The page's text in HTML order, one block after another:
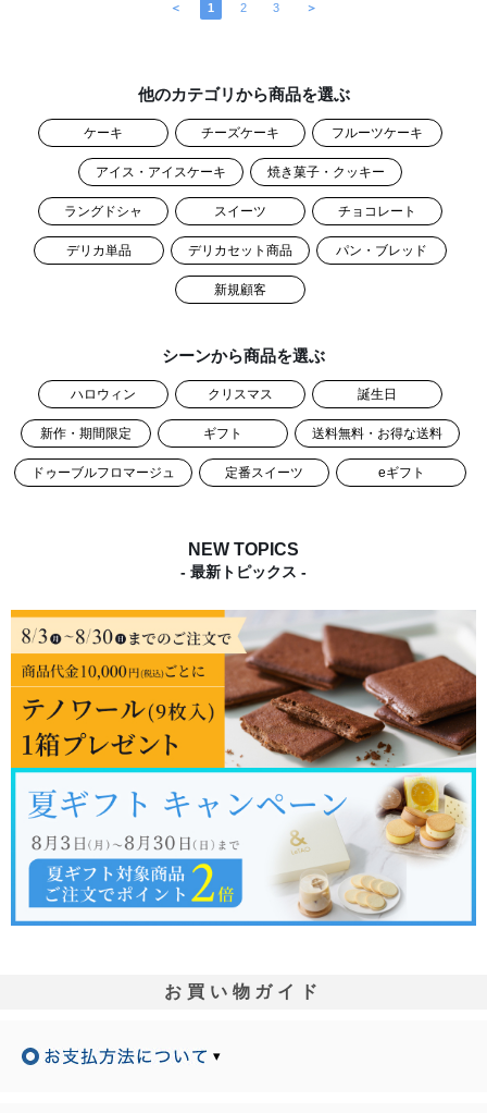
＜ 1 2 3 ＞
他のカテゴリから商品を選ぶ
ケーキ チーズケーキ フルーツケーキ
アイス・アイスケーキ 焼き菓子・クッキー
ラングドシャ スイーツ チョコレート
デリカ単品 デリカセット商品 パン・ブレッド
新規顧客
シーンから商品を選ぶ
ハロウィン クリスマス 誕生日
新作・期間限定 ギフト 送料無料・お得な送料
ドゥーブルフロマージュ 定番スイーツ eギフト
NEW TOPICS
- 最新トピックス -
お買い物ガイド
▾